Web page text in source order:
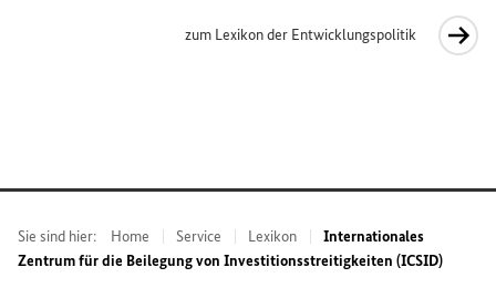
zum Lexikon der Entwicklungspolitik
Interner Link
Sie sind hier: Home Service Lexikon
Internationales
Zentrum für die Beilegung von Investitionsstreitigkeiten (ICSID)